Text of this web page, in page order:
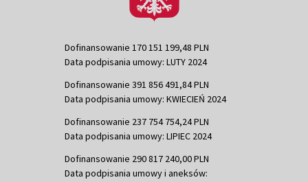
Dofinansowanie 170 151 199,48 PLN
Data podpisania umowy: LUTY 2024
Dofinansowanie 391 856 491,84 PLN
Data podpisania umowy: KWIECIEŃ 2024
Dofinansowanie 237 754 754,24 PLN
Data podpisania umowy: LIPIEC 2024
Dofinansowanie 290 817 240,00 PLN
Data podpisania umowy i aneksów: